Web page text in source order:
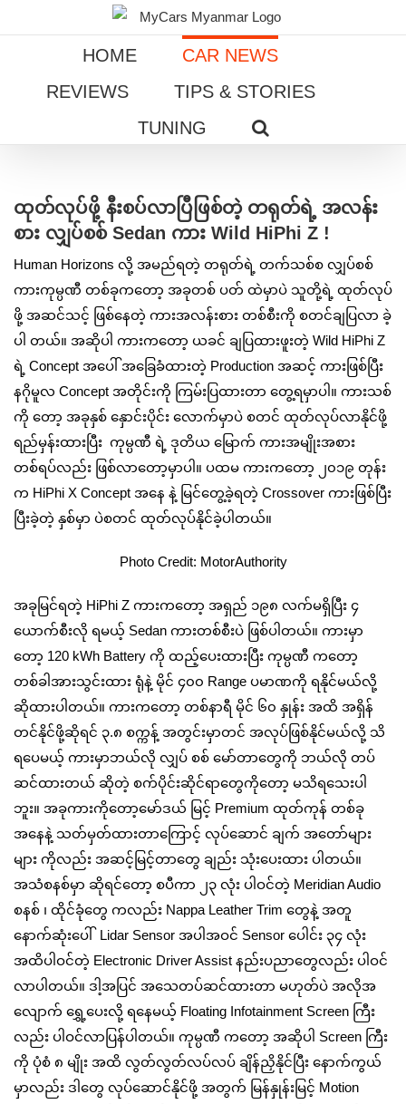
to
HOME
CAR NEWS
REVIEWS
TIPS & STORIES
TUNING
Larger
Image
ထုတ်လုပ်ဖို့ နီးစပ်လာပြီဖြစ်တဲ့ တရုတ်ရဲ့ အလန်း
စား လျှပ်စစ် Sedan ကား Wild HiPhi Z !
Human Horizons လို့ အမည်ရတဲ့ တရုတ်ရဲ့ တက်သစ်စ လျှပ်စစ်
ကားကုမ္ပဏီ တစ်ခုကတော့ အခုတစ် ပတ် ထဲမှာပဲ သူတို့ရဲ့ ထုတ်လုပ်
ဖို့ အဆင်သင့် ဖြစ်နေတဲ့ ကားအလန်းစား တစ်စီးကို စတင်ချပြလာ ခဲ့
ပါ တယ်။ အဆိုပါ ကားကတော့ ယခင် ချပြထားဖူးတဲ့ Wild HiPhi Z
ရဲ့ Concept အပေါ် အခြေခံထားတဲ့ Production အဆင့် ကားဖြစ်ပြီး
နဂိုမူလ Concept အတိုင်းကို ကြမ်းပြထားတာ တွေ့ရမှာပါ။ ကားသစ်
ကို တော့ အခုနှစ် နှောင်းပိုင်း လောက်မှာပဲ စတင် ထုတ်လုပ်လာနိုင်ဖို့
ရည်မှန်းထားပြီး ကုမ္ပဏီ ရဲ့ ဒုတိယ မြောက် ကားအမျိုးအစား
တစ်ရပ်လည်း ဖြစ်လာတော့မှာပါ။ ပထမ ကားကတော့ ၂၀၁၉ တုန်း
က HiPhi X Concept အနေ နဲ့ မြင်တွေ့ခဲ့ရတဲ့ Crossover ကားဖြစ်ပြီး
ပြီးခဲ့တဲ့ နှစ်မှာ ပဲစတင် ထုတ်လုပ်နိုင်ခဲ့ပါတယ်။
Photo Credit: MotorAuthority
အခုမြင်ရတဲ့ HiPhi Z ကားကတော့ အရှည် ၁၉၈ လက်မရှိပြီး ၄
ယောက်စီးလို ရမယ့် Sedan ကားတစ်စီးပဲ ဖြစ်ပါတယ်။ ကားမှာ
တော့ 120 kWh Battery ကို ထည့်ပေးထားပြီး ကုမ္ပဏီ ကတော့
တစ်ခါအားသွင်းထား ရုံနဲ့ မိုင် ၄၀၀ Range ပမာဏကို ရနိုင်မယ်လို့
ဆိုထားပါတယ်။ ကားကတော့ တစ်နာရီ မိုင် ၆၀ နှုန်း အထိ အရှိန်
တင်နိုင်ဖို့ဆိုရင် ၃.၈ စက္ကန့် အတွင်း‌မှာတင် အလုပ်ဖြစ်နိုင်မယ်လို့ သိ
ရပေမယ့် ကားမှာဘယ်လို လျှပ် စစ် မော်တာတွေကို ဘယ်လို တပ်
ဆင်ထားတယ် ဆိုတဲ့ စက်ပိုင်းဆိုင်ရာတွေကိုတော့ မသိရသေးပါ
ဘူး။ အခုကားကိုတော့မော်ဒယ် မြင့် Premium ထုတ်ကုန် တစ်ခု
အနေနဲ့ သတ်မှတ်ထားတာကြောင့် လုပ်ဆောင် ချက် အတော်များ
များ ကိုလည်း အဆင့်မြင့်တာတွေ ချည်း သုံးပေးထား ပါတယ်။
အသံစနစ်မှာ ဆိုရင်တော့ စပီကာ ၂၃ လုံး ပါဝင်တဲ့ Meridian Audio
စနစ် ၊ ထိုင်ခုံတွေ ကလည်း Nappa Leather Trim တွေနဲ့ အတူ
နောက်ဆုံးပေါ် Lidar Sensor အပါအဝင် Sensor ပေါင်း ၃၄ လုံး
အထိပါဝင်တဲ့ Electronic Driver Assist နည်းပညာတွေလည်း ပါဝင်
လာပါတယ်။ ဒါ့အပြင် အသေတပ်ဆင်ထားတာ မဟုတ်ပဲ အလိုအ
လျောက် ရွှေ့ပေးလို့ ရနေမယ့် Floating Infotainment Screen ကြီး
လည်း ပါဝင်လာပြန်ပါတယ်။ ကုမ္ပဏီ ကတော့ အဆိုပါ Screen ကြီး
ကို ပုံစံ ၈ မျိုး အထိ လွတ်လွတ်လပ်လပ် ချိန်ညှိနိုင်ပြီး နောက်ကွယ်
မှာလည်း ဒါတွေ လုပ်ဆောင်နိုင်ဖို့ အတွက် မြန်နှုန်းမြင့် Motion